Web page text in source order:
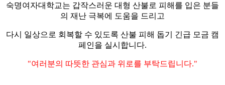
숙명여자대학교는 갑작스러운 대형 산불로 피해를 입은 분들
의 재난 극복에 도움을 드리고
다시 일상으로 회복할 수 있도록 산불 피해 돕기 긴급 모금 캠
페인을 실시합니다.
"여러분의 따뜻한 관심과 위로를 부탁드립니다."